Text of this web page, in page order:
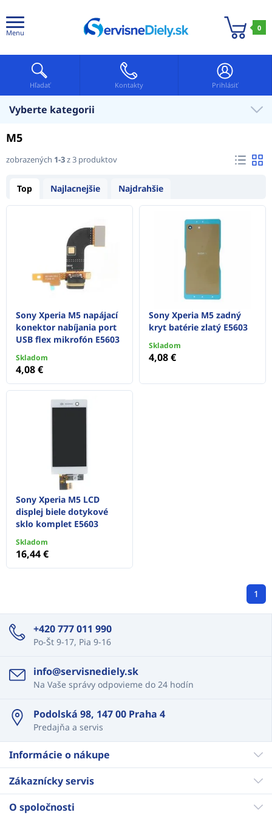
Menu
0
Hľadať Kontakty Prihlásiť
Vyberte kategorii
M5
zobrazených 1-3z 3 produktov
Top Najlacnejšie Najdrahšie
Sony Xperia M5 napájací
konektor nabíjania port
USB flex mikrofón E5603
Skladom
4,08 €
Sony Xperia M5 zadný
kryt batérie zlatý E5603
Skladom
4,08 €
Sony Xperia M5 LCD
displej biele dotykové
sklo komplet E5603
Skladom
16,44 €
1
+420 777 011 990
Po-Št 9-17, Pia 9-16
info@servisnediely.sk
Na Vaše správy odpovieme do 24 hodín
Podolská 98, 147 00 Praha 4
Predajňa a servis
Informácie o nákupe
Zákaznícky servis
O spoločnosti